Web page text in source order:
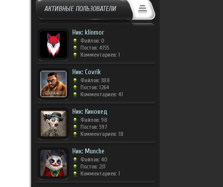
АКТИВНЫЕ ПОЛЬЗОВАТЕЛИ
Ник: klinmor
Файлов: 0
Постов: 4155
Комментариев: 1
Ник: Covrik
Файлов: 388
Постов: 1264
Комментариев: 41
Ник: Киновед
Файлов: 98
Постов: 597
Комментариев: 18
Ник: Munche
Файлов: 40
Постов: 231
Комментариев: 1